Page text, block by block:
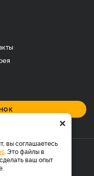
×
вы соглашаетесь
. Это файлы в
ваш опыт